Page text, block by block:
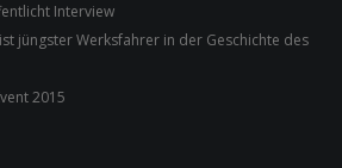
Interview
jüngster Werksfahrer in der Geschichte des
2015